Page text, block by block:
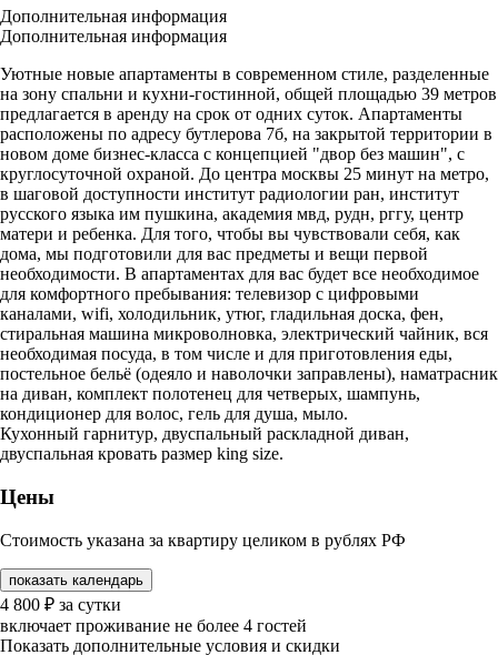
Дополнительная информация
Дополнительная информация
Уютные новые апартаменты в современном стиле, разделенные
на зону спальни и кухни-гостинной, общей площадью 39 метров
предлагается в аренду на срок от одних суток. Апартаменты
расположены по адресу бутлерова 7б, на закрытой территории в
новом доме бизнес-класса с концепцией "двор без машин", с
круглосуточной охраной. До центра москвы 25 минут на метро,
в шаговой доступности институт радиологии ран, институт
русского языка им пушкина, академия мвд, рудн, рггу, центр
матери и ребенка. Для того, чтобы вы чувствовали себя, как
дома, мы подготовили для вас предметы и вещи первой
необходимости. В апартаментах для вас будет все необходимое
для комфортного пребывания: телевизор c цифровыми
каналами, wifi, холодильник, утюг, гладильная доска, фен,
стиральная машина микроволновка, электрический чайник, вся
необходимая посуда, в том числе и для приготовления еды,
постельное бельё (одеяло и наволочки заправлены), наматрасник
на диван, комплект полотенец для четверых, шампунь,
кондиционер для волос, гель для душа, мыло.
Кухонный гарнитур, двуспальный раскладной диван,
двуспальная кровать размер king size.
Цены
Стоимость указана за квартиру целиком в рублях РФ
показать календарь
4 800 ₽ за сутки
включает проживание не более 4 гостей
Показать дополнительные условия и скидки